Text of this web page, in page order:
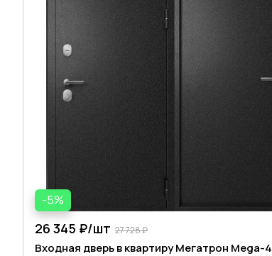
-5%
26 345 ₽/шт 27 728 ₽
Входная дверь в квартиру Мегатрон Mega-4